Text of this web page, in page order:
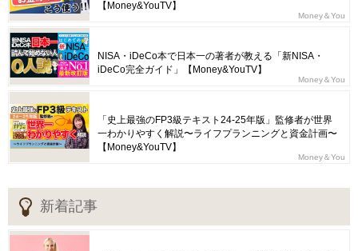
【Money&YouTV】
Money＆You
NISA・iDeCo本で日本一の著者が教える「新NISA・
iDeCo完全ガイド」【Money&YouTV】
Money＆You
「史上最強のFP3級テキスト24-25年版」監修者が世界
一わかりやすく解説〜ライフプランニングと資金計画〜
【Money&YouTV】
Money＆You
新着記事